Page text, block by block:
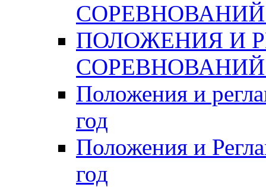
СОРЕВНОВАНИЙ
ПОЛОЖЕНИЯ И
СОРЕВНОВАНИЙ
Положения и
год
Положения и
год